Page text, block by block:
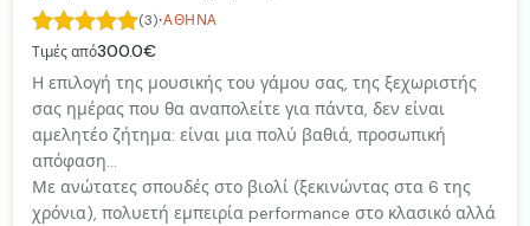
(3)·ΑΘΉΝΑ
Τιμές από300.0€
Η επιλογή της μουσικής του γάμου σας, της ξεχωριστής
σας ημέρας που θα αναπολείτε για πάντα, δεν είναι
αμελητέο ζήτημα: είναι μια πολύ βαθιά, προσωπική
απόφαση...
Με ανώτατες σπουδές στο βιολί (ξεκινώντας στα 6 της
χρόνια), πολυετή εμπειρία performance στο κλασικό αλλά